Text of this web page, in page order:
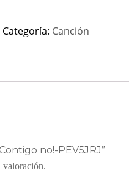
Categoría: Canción
no!-PEV5JRJ”
valoración.